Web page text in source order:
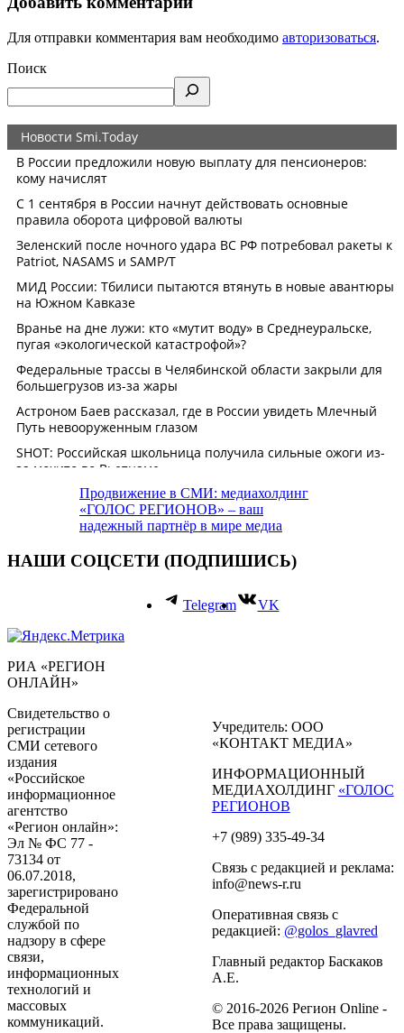
Для отправки комментария вам необходимо авторизоваться.
Поиск
Продвижение в СМИ: медиахолдинг
«ГОЛОС РЕГИОНОВ» – ваш
надежный партнёр в мире медиа
НАШИ СОЦСЕТИ (ПОДПИШИСЬ)
Telegram VK
РИА «РЕГИОН
ОНЛАЙН»
Свидетельство о
регистрации
СМИ сетевого
издания
«Российское
информационное
агентство
«Регион онлайн»:
Эл № ФС 77 -
73134 от
06.07.2018,
зарегистрировано
Федеральной
службой по
надзору в сфере
связи,
информационных
технологий и
массовых
коммуникаций.
Учредитель: ООО
«КОНТАКТ МЕДИА»
ИНФОРМАЦИОННЫЙ
МЕДИАХОЛДИНГ «ГОЛОС
РЕГИОНОВ
+7 (989) 335-49-34
Связь с редакцией и реклама:
info@news-r.ru
Оперативная связь с
редакцией: @golos_glavred
Главный редактор Баскаков
А.Е.
© 2016-2026 Регион Online -
Все права защищены.